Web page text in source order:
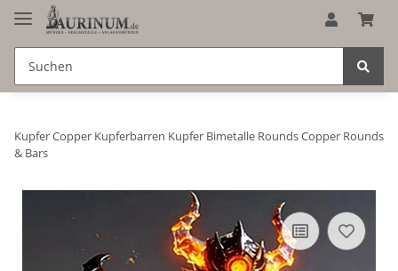
Kupfer Copper Kupferbarren Kupfer Bimetalle Rounds Copper Rounds
& Bars